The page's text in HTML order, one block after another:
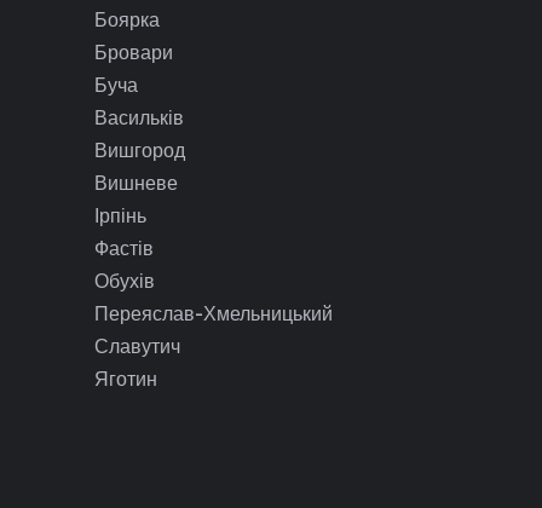
Боярка
Бровари
Буча
Васильків
Вишгород
Вишневе
Ірпінь
Фастів
Обухів
Переяслав-Хмельницький
Славутич
Яготин